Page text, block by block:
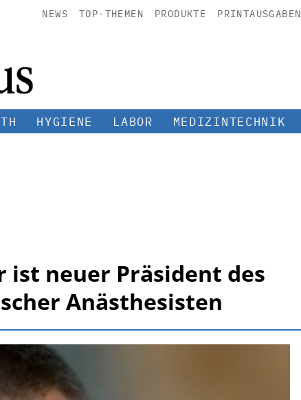
NEWS TOP-THEMEN PRODUKTE PRINTAUSGABEN
HYGIENE LABOR MEDIZINTECHNIK
ist neuer Präsident des
Anästhesisten